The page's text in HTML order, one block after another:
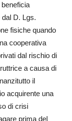
D. Lgs.
fisiche quando
cooperativa
dal rischio di
a causa di
il
acquirente una
di crisi
prima del